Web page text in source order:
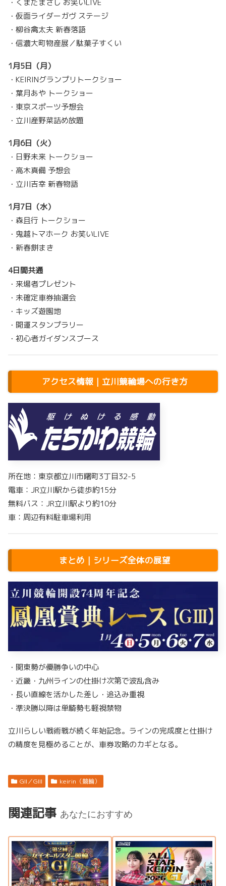
・くまだまさし お笑いLIVE
・仮面ライダーガヴ ステージ
・柳谷禽太夫 新春落語
・信濃大町物産展／駄菓子すくい
1月5日（月）
・KEIRINグランプリトークショー
・葉月あや トークショー
・東京スポーツ予想会
・立川産野菜詰め放題
1月6日（火）
・日野未来 トークショー
・高木真備 予想会
・立川吉幸 新春物語
1月7日（水）
・森且行 トークショー
・鬼越トマホーク お笑いLIVE
・新春餅まき
4日間共通
・来場者プレゼント
・未確定車券抽選会
・キッズ遊園地
・開運スタンプラリー
・初心者ガイダンスブース
アクセス情報｜立川競輪場への行き方
所在地：東京都立川市曙町3丁目32-5
電車：JR立川駅から徒歩約15分
無料バス：JR立川駅より約10分
車：周辺有料駐車場利用
まとめ｜シリーズ全体の展望
・関東勢が優勝争いの中心
・近畿・九州ラインの仕掛け次第で波乱含み
・長い直線を活かした差し・追込み重視
・準決勝以降は単騎勢も軽視禁物
立川らしい戦術戦が続く年始記念。ラインの完成度と仕掛け
の精度を見極めることが、車券攻略のカギとなる。
GII／GIII keirin（競輪）
関連記事 あなたにおすすめ